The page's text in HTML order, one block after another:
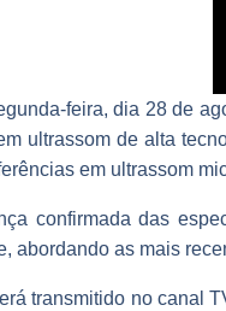
feira, dia 28 de
ultrassom de alta
em ultrassom
confirmada das
abordando as mais
transmitido no canal